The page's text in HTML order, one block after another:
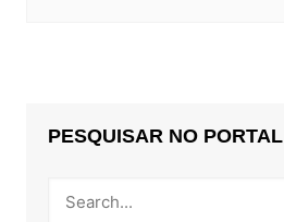
PESQUISAR NO PORTAL